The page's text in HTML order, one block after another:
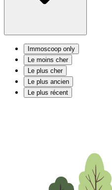
Immoscoop only
Le moins cher
Le plus cher
Le plus ancien
Le plus récent